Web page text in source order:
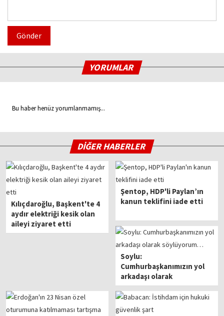
Gönder
YORUMLAR
Bu haber henüz yorumlanmamış...
DİĞER HABERLER
Kılıçdaroğlu, Başkent'te 4
aydır elektriği kesik olan
aileyi ziyaret etti
Şentop, HDP'li Paylan’ın
kanun teklifini iade etti
Soylu:
Cumhurbaşkanımızın yol
arkadaşı olarak
söylüyorum…